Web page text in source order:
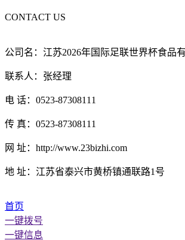
CONTACT US
公司名：江苏2026年国际足联世界杯食品
联系人：张经理
电 话：0523-87308111
传 真：0523-87308111
网 址：http://www.23bizhi.com
地 址：江苏省泰兴市黄桥镇通联路1号
首页
一键拨号
一键信息